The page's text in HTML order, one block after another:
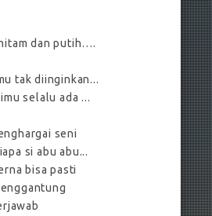
dan putih….
tak diinginkan...
selalu ada ...
seni
si abu abu...
bisa pasti